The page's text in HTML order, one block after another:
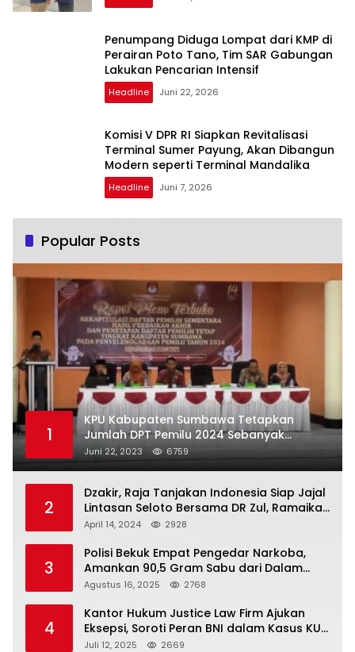
Penumpang Diduga Lompat dari KMP di
Perairan Poto Tano, Tim SAR Gabungan
Lakukan Pencarian Intensif
Headline Juni 22, 2026
Komisi V DPR RI Siapkan Revitalisasi
Terminal Sumer Payung, Akan Dibangun
Modern seperti Terminal Mandalika
Headline Juni 7, 2026
Popular Posts
1
KPU Kabupaten Sumbawa Tetapkan
Jumlah DPT Pemilu 2024 Sebanyak
367.987 Pemilih
Juni 22, 2023 6759
2
Dzakir, Raja Tanjakan Indonesia Siap Jajal
Lintasan Seloto Bersama DR Zul, Ramaikan
Trabas JAS #2 KSB
April 14, 2024 2928
3
Polisi Bekuk Empat Pengedar Narkoba,
Amankan 90,5 Gram Sabu dari Dalam
Mobil
Agustus 16, 2025 2768
4
Kantor Hukum Justice Law Firm Ajukan
Eksepsi, Soroti Peran BNI dalam Kasus KUR
Bawang Merah KCP Woha
Juli 12, 2025 2669